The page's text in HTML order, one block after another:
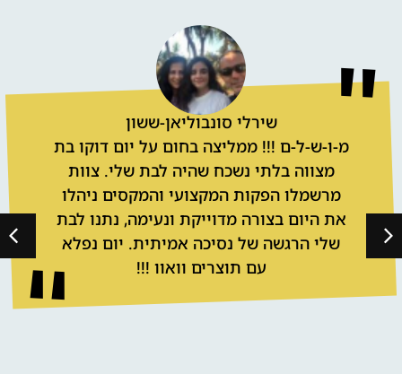
בר מתוקים לאירוע
אלון דה לוקו בהופעה
שירלי סונבוליאן-ששון
מ-ו-ש-ל-ם !!! ממליצה בחום על יום דוקו בת
מצווה בלתי נשכח שהיה לבת שלי. צוות
מרשמלו הפקות המקצועי והמקסים ניהלו
את היום בצורה מדוייקת ונעימה, נתנו לבת
שלי הרגשה של נסיכה אמיתית. יום נפלא
עם תוצרים וואוו !!!